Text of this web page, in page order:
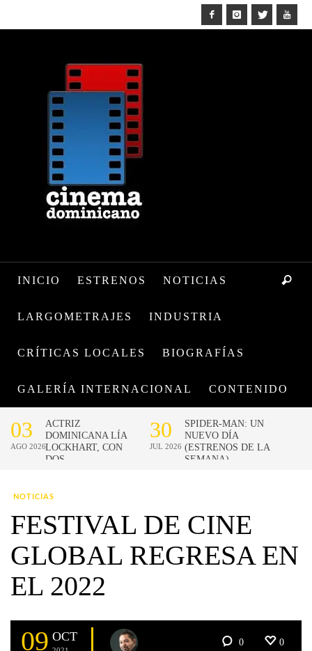
INICIO ESTRENOS NOTICIAS
LARGOMETRAJES INDUSTRIA
CRÍTICAS LOCALES BIOGRAFÍAS
GALERÍA INTERNACIONAL CONTENIDO
NOTICIAS
FESTIVAL DE CINE
GLOBAL REGRESA EN
EL 2022
09 OCT 0 0